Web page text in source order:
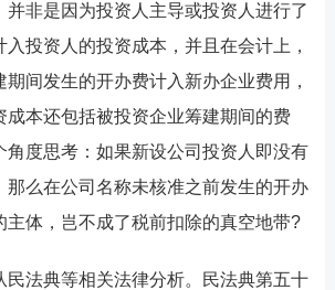
并非是因为投资人主导或投资人进行了
投资人的投资成本，并且在会计上，
期间发生的开办费计入新办企业费用，
成本还包括被投资企业筹建期间的费
角度思考：如果新设公司投资人即没有
那么在公司名称未核准之前发生的开办
主体，岂不成了税前扣除的真空地带?
法典等相关法律分析。民法典第五十